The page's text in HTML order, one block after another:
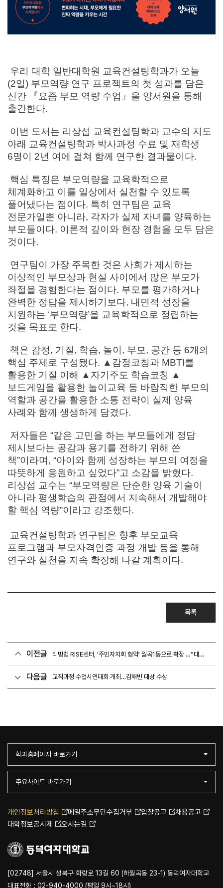
우리 대학 일반대학원 교육컨설팅학과가 오늘
(2일) 부모역량 연구 프로젝트의 첫 성과를 담은
신간 『요즘 부모 역량 수업』을 양서원을 통해
출간한다.
이번 도서는 리상섭 교육컨설팅학과 교수의 지도
아래 교육컨설팅학과 박사과정 수료 및 재학생
6명이 2년 여에 걸쳐 함께 연구한 결과물이다.
핵심 특징은 부모역량을 교육학적으로
체계화하고 이를 일상에서 실천할 수 있도록
풀어냈다는 점이다. 특히 연구팀은 교육
전문가일뿐 아니라, 각자가 실제 자녀를 양육하는
부모들이다. 이론적 깊이와 현장 경험을 모두 담은
것이다.
연구팀이 가장 주목한 것은 사회가 제시하는
이상적인 부모상과 현실 사이에서 많은 부모가
좌절을 경험한다는 점이다. 부모를 평가하거나
완벽한 정답을 제시하기보다, 내면적 성장을
지원하는 ‘부모역량’을 교육학적으로 정립하는
것을 목표로 한다.
책은 감정, 기질, 학습, 놀이, 부모, 공간 등 6개의
핵심 주제로 구성됐다. ▲감정코칭과 MBTI를
활용한 기질 이해 ▲자기주도 학습코칭 ▲
보드게임을 활용한 놀이교육 등 바람직한 부모의
역할과 공간을 활용한 소통 전략이 실제 양육
사례와 함께 생생하게 담겼다.
저자들은 “같은 고민을 하는 부모들에게 정답
제시보다는 공감과 용기를 전하기 위해 쓴
책”이라며, “아이와 함께 성장하는 부모의 여정을
따뜻하게 응원하고 싶었다”고 소감을 밝혔다.
리상섭 교수는 “부모역량은 단순한 양육 기술이
아니라 평생학습의 관점에서 지속해서 개발해야
할 핵심 역량”이라고 강조했다.
교육컨설팅학과 연구팀은 향후 부모교육
프로그램과 부모자격인증 과정 개발 등을 통해
연구와 실천을 지속 확장해 나갈 계획이다.
목록
이전글 리빙랩 RISE센터, '주민자치회 협약' 월곡1동으로 확장 …“대학과 지역 동반성장”
다음글 교직과정 수업시연대회 개최…김해빈 대상 수상
개인정보처리방침 메일주소무단수집거부 입찰공고
채용공고
대학정보공시제
오시는길
주요사이트 바로가기
학과홈페이지 바로가기
[02748] 서울시 성북구 화랑로 13길 60 (하월곡동 23-1) 동덕여자대학교
대표전화 : 02-940-4000 (평일 9시~18시)